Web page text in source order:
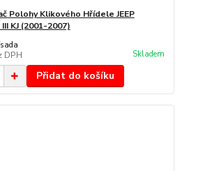
Polohy Klikového Hřídele JEEP
KJ (2001-2007)
sada
DPH Skladem
Přidat do košíku